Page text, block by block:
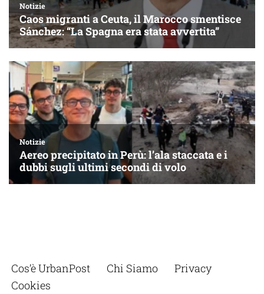
Cos’è UrbanPost Chi Siamo
Privacy
Cookies